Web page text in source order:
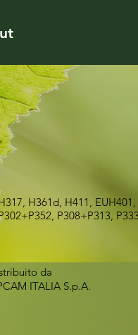
H361d, H411, EUH401,
P308+P313,
da
ITALIA S.p.A.